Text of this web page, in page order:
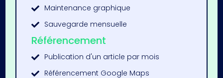
 Maintenance graphique
 Sauvegarde mensuelle
Référencement
 Publication d'un article par mois
 Référencement Google Maps